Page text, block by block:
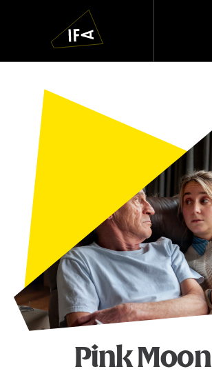
Navigatie
overslaan
Pink Moon